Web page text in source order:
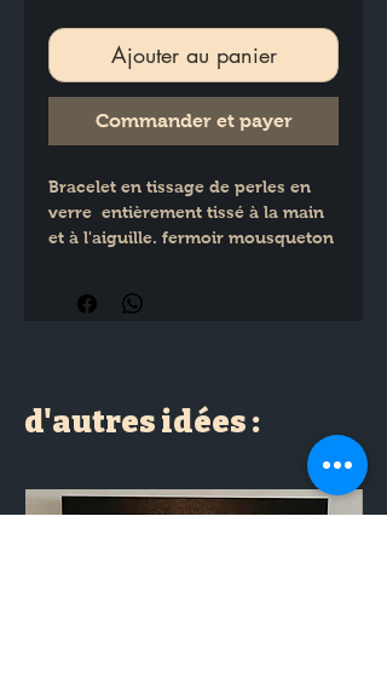
Ajouter au panier
Commander et payer
Bracelet en tissage de perles en
verre  entièrement tissé à la main
et à l'aiguille. fermoir mousqueton
d'autres idées :